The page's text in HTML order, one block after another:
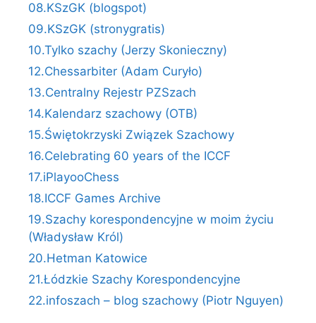
08.KSzGK (blogspot)
09.KSzGK (stronygratis)
10.Tylko szachy (Jerzy Skonieczny)
12.Chessarbiter (Adam Curyło)
13.Centralny Rejestr PZSzach
14.Kalendarz szachowy (OTB)
15.Świętokrzyski Związek Szachowy
16.Celebrating 60 years of the ICCF
17.iPlayooChess
18.ICCF Games Archive
19.Szachy korespondencyjne w moim życiu
(Władysław Król)
20.Hetman Katowice
21.Łódzkie Szachy Korespondencyjne
22.infoszach – blog szachowy (Piotr Nguyen)